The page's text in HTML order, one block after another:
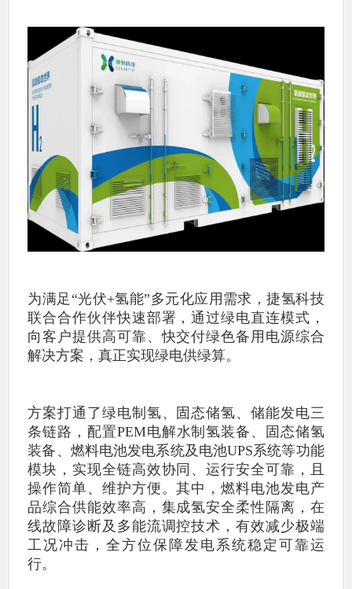
为满足“光伏+氢能”多元化应用需求，捷氢科技
联合合作伙伴快速部署，通过绿电直连模式，
向客户提供高可靠、快交付绿色备用电源综合
解决方案，真正实现绿电供绿算。
方案打通了绿电制氢、固态储氢、储能发电三
条链路，配置PEM电解水制氢装备、固态储氢
装备、燃料电池发电系统及电池UPS系统等功能
模块，实现全链高效协同、运行安全可靠，且
操作简单、维护方便。其中，燃料电池发电产
品综合供能效率高，集成氢安全柔性隔离，在
线故障诊断及多能流调控技术，有效减少极端
工况冲击，全方位保障发电系统稳定可靠运
行。